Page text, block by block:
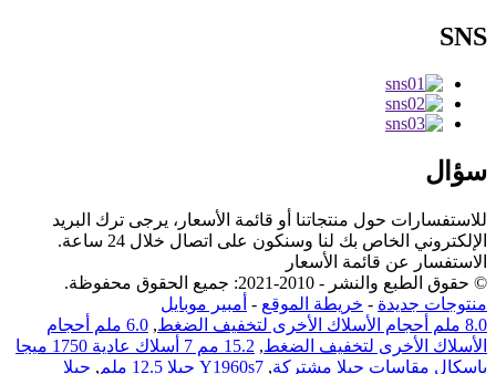
SNS
سؤال
للاستفسارات حول منتجاتنا أو قائمة الأسعار، يرجى ترك البريد
الإلكتروني الخاص بك لنا وسنكون على اتصال خلال 24 ساعة.
الاستفسار عن قائمة الأسعار
© حقوق الطبع والنشر - 2010-2021: جميع الحقوق محفوظة.
منتوجات جديدة - خريطة الموقع - أمبير موبايل
8.0 ملم أحجام الأسلاك الأخرى لتخفيف الضغط
,
6.0 ملم أحجام
الأسلاك الأخرى لتخفيف الضغط,
15.2 مم 7 أسلاك عادية 1750 ميجا
باسكال مقاسات حبلا مشتركة, Y1960s7 حبلا 12.5 ملم , حبلا